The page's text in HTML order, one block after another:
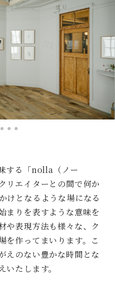
する「nolla（ノー
リエイターとの間で何か
けとなるような場になる
まりを表すような意味を
や表現方法も様々な、ク
を作ってまいります。こ
えのない豊かな時間とな
いたします。